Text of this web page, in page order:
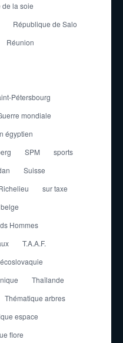
de la soie
République de Salo
Réunion
Pétersbourg
mondiale
égyptien
SPM
sports
Suisse
sur taxe
Hommes
T.A.A.F.
Thaïlande
Thématique arbres
espace
flore